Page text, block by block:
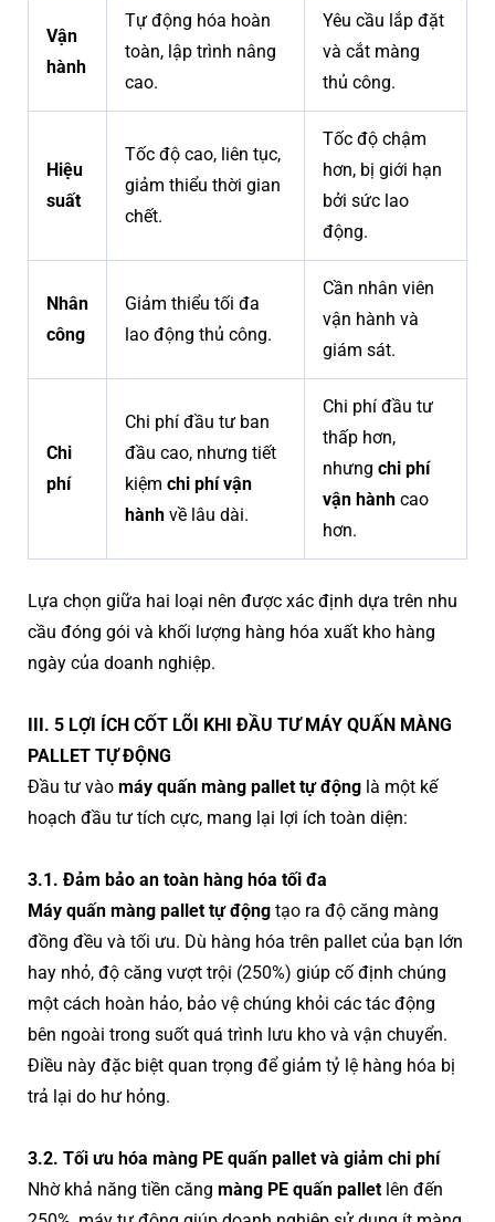
Vận
hành
Tự động hóa hoàn
toàn, lập trình nâng
cao.
Yêu cầu lắp đặt
và cắt màng
thủ công.
Hiệu
suất
Tốc độ cao, liên tục,
giảm thiểu thời gian
chết.
Tốc độ chậm
hơn, bị giới hạn
bởi sức lao
động.
Nhân
công
Giảm thiểu tối đa
lao động thủ công.
Cần nhân viên
vận hành và
giám sát.
Chi
phí
Chi phí đầu tư ban
đầu cao, nhưng tiết
kiệm chi phí vận
hành về lâu dài.
Chi phí đầu tư
thấp hơn,
nhưng chi phí
vận hành cao
hơn.
Lựa chọn giữa hai loại nên được xác định dựa trên nhu
cầu đóng gói và khối lượng hàng hóa xuất kho hàng
ngày của doanh nghiệp.
III. 5 LỢI ÍCH CỐT LÕI KHI ĐẦU TƯ MÁY QUẤN MÀNG
PALLET TỰ ĐỘNG
Đầu tư vào máy quấn màng pallet tự động là một kế
hoạch đầu tư tích cực, mang lại lợi ích toàn diện:
3.1. Đảm bảo an toàn hàng hóa tối đa
Máy quấn màng pallet tự động tạo ra độ căng màng
đồng đều và tối ưu. Dù hàng hóa trên pallet của bạn lớn
hay nhỏ, độ căng vượt trội (250%) giúp cố định chúng
một cách hoàn hảo, bảo vệ chúng khỏi các tác động
bên ngoài trong suốt quá trình lưu kho và vận chuyển.
Điều này đặc biệt quan trọng để giảm tỷ lệ hàng hóa bị
trả lại do hư hỏng.
3.2. Tối ưu hóa màng PE quấn pallet và giảm chi phí
Nhờ khả năng tiền căng màng PE quấn pallet lên đến